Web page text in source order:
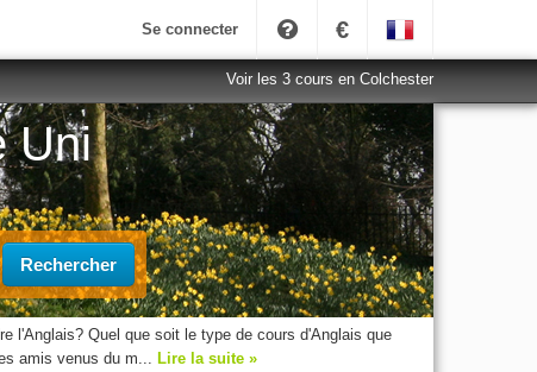
Se connecter €
Voir les 3 cours en Colchester
Uni
Rechercher
l'Anglais? Quel que soit le type de cours d'Anglais que
amis venus du m... Lire la suite »